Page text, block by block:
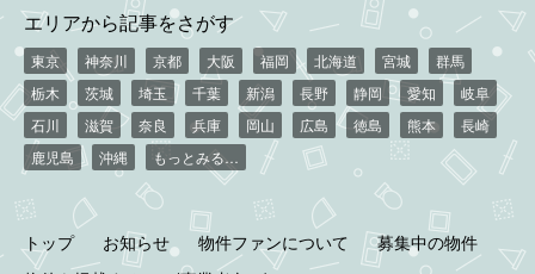
エリアから記事をさがす
東京 神奈川 京都 大阪 福岡 北海道 宮城
群馬
栃木
茨城 埼玉 千葉 新潟 長野 静岡 愛知
岐阜
石川
滋賀 奈良 兵庫 岡山 広島 徳島 熊本
長崎
鹿児島
沖縄 もっとみる…
トップ お知らせ 物件ファンについて
募集中の物件